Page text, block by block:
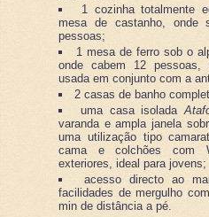
1 cozinha totalmente
mesa de castanho, onde
pessoas;
1 mesa de ferro sob o
onde cabem 12 pessoas,
usada em conjunto com a
2 casas de banho
uma casa isolada
varanda e ampla janela
uma utilização tipo
cama e colchões com
exteriores, ideal para jovens;
acesso directo ao
facilidades de mergulho
min de distância a pé.